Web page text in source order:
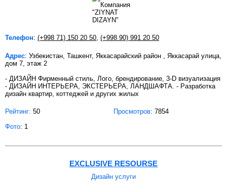
Телефон: (+998 71) 150 20 50 (+998 90) 991 20 50
Адрес: Узбекистан, Ташкент, Яккасарайский район , Яккасарай улица,
дом 7, этаж 2
- ДИЗАЙН Фирменный стиль, Лого, брендирование, 3-D визуализация
- ДИЗАЙН ИНТЕРЬЕРА, ЭКСТЕРЬЕРА, ЛАНДШАФТА. - Разработка
дизайн квартир, коттеджей и других жилых
Рейтинг: 50 Просмотров: 7854
Фото: 1
EXCLUSIVE RESOURSE
Дизайн услуги